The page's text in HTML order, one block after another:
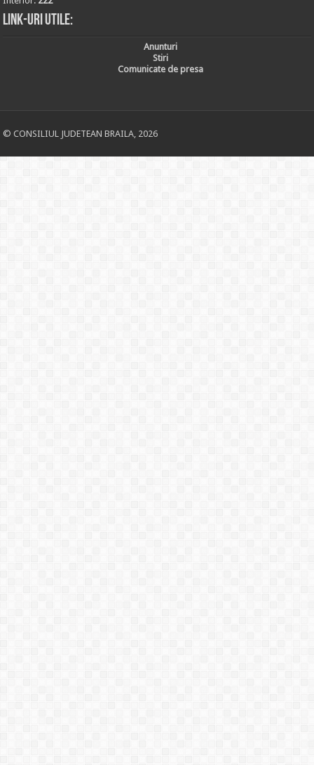
Link-uri utile:
Anunturi
Stiri
Comunicate de presa
© CONSILIUL JUDETEAN BRAILA, 2026